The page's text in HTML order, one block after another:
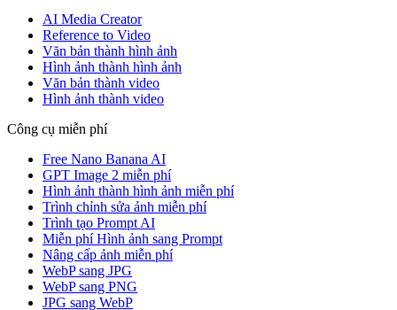
AI Media Creator
Reference to Video
Văn bản thành hình ảnh
Hình ảnh thành hình ảnh
Văn bản thành video
Hình ảnh thành video
Công cụ miễn phí
Free Nano Banana AI
GPT Image 2 miễn phí
Hình ảnh thành hình ảnh miễn phí
Trình chỉnh sửa ảnh miễn phí
Trình tạo Prompt AI
Miễn phí Hình ảnh sang Prompt
Nâng cấp ảnh miễn phí
WebP sang JPG
WebP sang PNG
JPG sang WebP